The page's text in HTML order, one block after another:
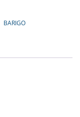
BARIGO